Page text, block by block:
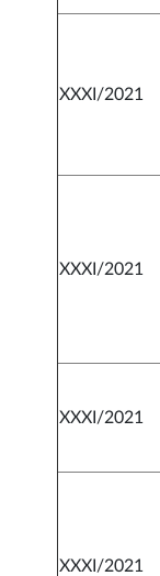
XXXI/2021
XXXI/2021
XXXI/2021
XXXI/2021